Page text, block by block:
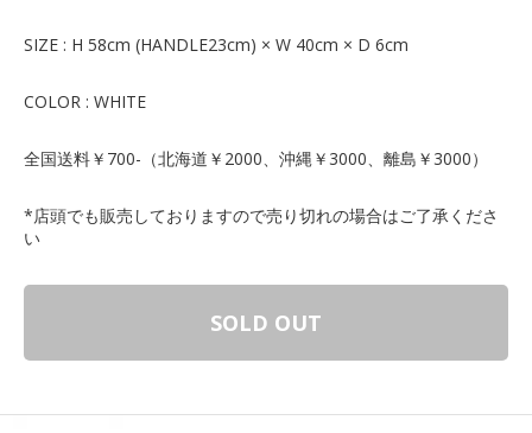
SIZE : H 58cm (HANDLE23cm) × W 40cm × D 6cm
COLOR : WHITE
全国送料￥700-（北海道￥2000、沖縄￥3000、離島￥3000）
*店頭でも販売しておりますので売り切れの場合はご了承くださ
い
SOLD OUT